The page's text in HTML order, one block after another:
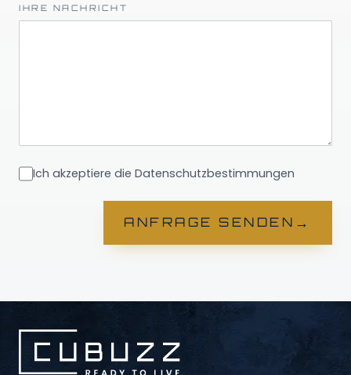
IHRE NACHRICHT
Ich akzeptiere die Datenschutzbestimmungen
ANFRAGE SENDEN →